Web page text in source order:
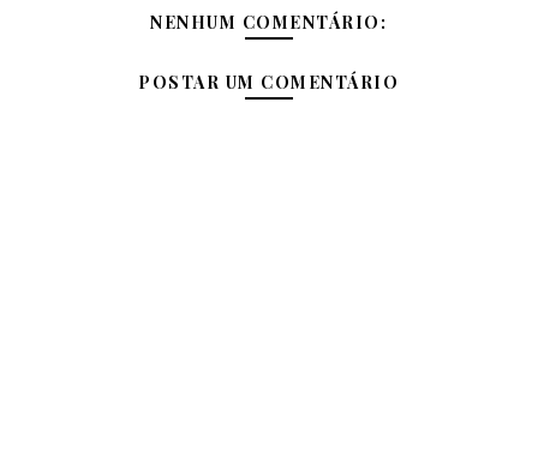
NENHUM COMENTÁRIO:
POSTAR UM COMENTÁRIO